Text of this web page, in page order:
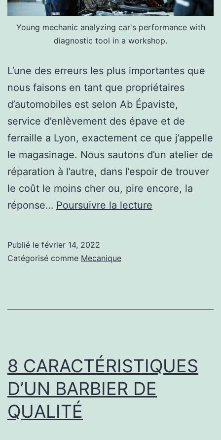
Young mechanic analyzing car's performance with
diagnostic tool in a workshop.
L’une des erreurs les plus importantes que
nous faisons en tant que propriétaires
d’automobiles est selon Ab Épaviste,
service d’enlèvement des épave et de
ferraille a Lyon, exactement ce que j’appelle
le magasinage. Nous sautons d’un atelier de
réparation à l’autre, dans l’espoir de trouver
le coût le moins cher ou, pire encore, la
réponse… Poursuivre la lecture
Publié le février 14, 2022
Catégorisé comme Mecanique
8 CARACTÉRISTIQUES
D’UN BARBIER DE
QUALITÉ